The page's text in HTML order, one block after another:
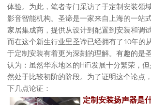
体验。为此，笔者专门采访了于定制安装领
影音智能机构。圣谛是一家来自上海的一站
家居集成商，提供从设计到配置到安装和调
而在这个新生行业里圣谛已经拥有了10年的
于定制安装有着更为深刻的理解。有趣的是
认为：虽然华东地区的HiFi发展十分繁荣，
然处于比较初阶的阶段。为了证明这个论点
下几点论证：
定制安装扬声器是